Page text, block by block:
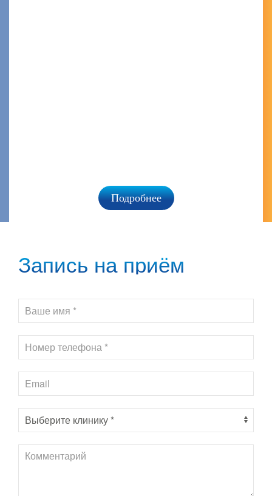
Подробнее
Запись на приём